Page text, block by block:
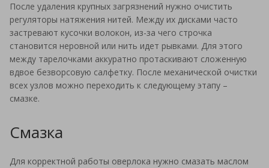
После удаления крупных загрязнений нужно очистить
регуляторы натяжения нитей. Между их дисками часто
застревают кусочки волокон, из-за чего строчка
становится неровной или нить идет рывками. Для этого
между тарелочками аккуратно протаскивают сложенную
вдвое безворсовую салфетку. После механической очистки
всех узлов можно переходить к следующему этапу –
смазке.
Смазка
Для корректной работы оверлока нужно смазать маслом